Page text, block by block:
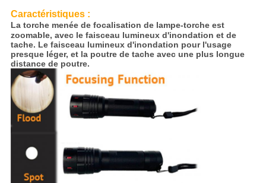
Caractéristiques :
La torche menée de focalisation de lampe-torche est
zoomable, avec le faisceau lumineux d'inondation et de
tache. Le faisceau lumineux d'inondation pour l'usage
presque léger, et la poutre de tache avec une plus longue
distance de poutre.